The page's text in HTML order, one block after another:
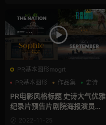
PR基本图形mogrt
PR基本图形
作品集 史诗
PR电影风格标题 史诗大气优雅
纪录片预告片剧院海报演员表
Pr字幕2022-11-25